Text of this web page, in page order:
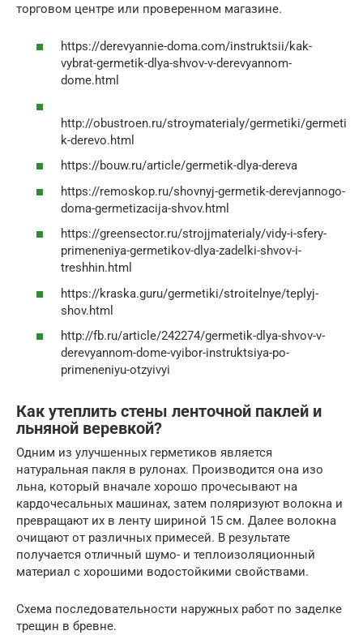
торговом центре или проверенном магазине.
https://derevyannie-doma.com/instruktsii/kak-
vybrat-germetik-dlya-shvov-v-derevyannom-
dome.html
http://obustroen.ru/stroymaterialy/germetiki/germeti
k-derevo.html
https://bouw.ru/article/germetik-dlya-dereva
https://remoskop.ru/shovnyj-germetik-derevjannogo-
doma-germetizacija-shvov.html
https://greensector.ru/strojjmaterialy/vidy-i-sfery-
primeneniya-germetikov-dlya-zadelki-shvov-i-
treshhin.html
https://kraska.guru/germetiki/stroitelnye/teplyj-
shov.html
http://fb.ru/article/242274/germetik-dlya-shvov-v-
derevyannom-dome-vyibor-instruktsiya-po-
primeneniyu-otzyivyi
Как утеплить стены ленточной паклей и
льняной веревкой?
Одним из улучшенных герметиков является
натуральная пакля в рулонах. Производится она изо
льна, который вначале хорошо прочесывают на
кардочесальных машинах, затем поляризуют волокна и
превращают их в ленту шириной 15 см. Далее волокна
очищают от различных примесей. В результате
получается отличный шумо- и теплоизоляционный
материал с хорошими водостойкими свойствами.
Схема последовательности наружных работ по заделке
трещин в бревне.